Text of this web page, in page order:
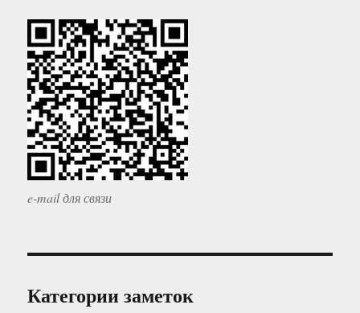
e-mail для связи
Категории заметок